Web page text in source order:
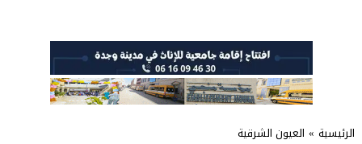
الرئيسية » العيون الشرقية